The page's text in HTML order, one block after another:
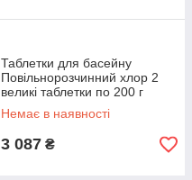
Таблетки для басейну
Повільнорозчинний хлор 2
великі таблетки по 200 г
Crystal Pool
Немає в наявності
3 087 ₴